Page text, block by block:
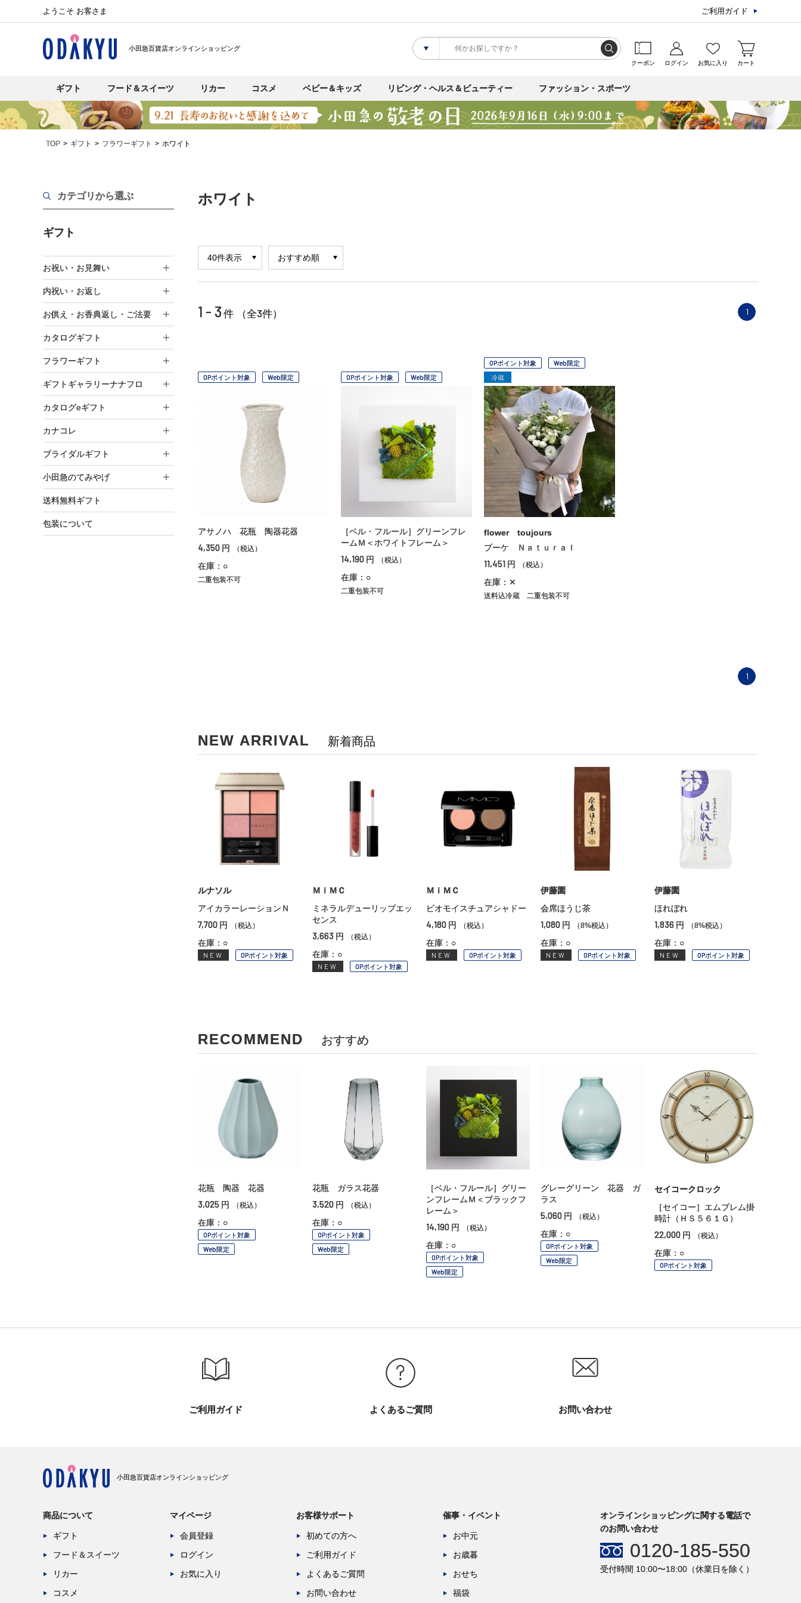
ようこそ お客さま ご利用ガイド
小田急百貨店オンラインショッピング
クーポン ログイン お気に入り カート
ギフト フード＆スイーツ リカー コスメ ベビー＆キッズ リビング・ヘルス＆ビューティー ファッション・スポーツ
TOP ギフト フラワーギフト ホワイト
カテゴリから選ぶ
ギフト
お祝い・お見舞い
内祝い・お返し
お供え・お香典返し・ご法要
カタログギフト
フラワーギフト
ギフトギャラリーナナフロ
カタログeギフト
カナコレ
ブライダルギフト
小田急のてみやげ
送料無料ギフト
包装について
ホワイト
1 - 3 件 （全3件） 1
OPポイント対象 Web限定
アサノハ 花瓶 陶器花器
4,350 円 （税込）
在庫：○
二重包装不可
OPポイント対象 Web限定
［ベル・フルール］グリーンフレ
ームＭ＜ホワイトフレーム＞
14,190 円 （税込）
在庫：○
二重包装不可
OPポイント対象
Web限定
冷蔵
flower toujours
ブーケ Ｎａｔｕｒａｌ
11,451 円 （税込）
在庫：✕
送料込冷蔵 二重包装不可
1
NEW ARRIVAL 新着商品
ルナソル
アイカラーレーションＮ
7,700 円 （税込）
在庫：○
NEW OPポイント対象
ＭｉＭＣ
ミネラルデューリップエッ
センス
3,663 円 （税込）
在庫：○
NEW OPポイント対象
ＭｉＭＣ
ビオモイスチュアシャドー
4,180 円 （税込）
在庫：○
NEW OPポイント対象
伊藤園
会席ほうじ茶
1,080 円 （8%税込）
在庫：○
NEW OPポイント対象
伊藤園
ほれぼれ
1,836 円 （8%税込）
在庫：○
NEW OPポイント対象
RECOMMEND おすすめ
花瓶 陶器 花器
3,025 円 （税込）
在庫：○
OPポイント対象
Web限定
花瓶 ガラス花器
3,520 円 （税込）
在庫：○
OPポイント対象
Web限定
［ベル・フルール］グリー
ンフレームＭ＜ブラックフ
レーム＞
14,190 円 （税込）
在庫：○
OPポイント対象
Web限定
グレーグリーン 花器 ガ
ラス
5,060 円 （税込）
在庫：○
OPポイント対象
Web限定
セイコークロック
［セイコー］エムブレム掛
時計（ＨＳ５６１Ｇ）
22,000 円 （税込）
在庫：○
OPポイント対象
ご利用ガイド よくあるご質問 お問い合わせ
小田急百貨店オンラインショッピング
商品について
ギフト
フード＆スイーツ
リカー
コスメ
マイページ
会員登録
ログイン
お気に入り
お客様サポート
初めての方へ
ご利用ガイド
よくあるご質問
お問い合わせ
催事・イベント
お中元
お歳暮
おせち
福袋
オンラインショッピングに関する電話で
のお問い合わせ
0120-185-550
受付時間 10:00〜18:00（休業日を除く）